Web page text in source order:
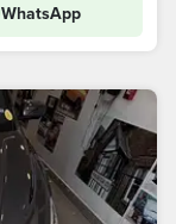
WhatsApp